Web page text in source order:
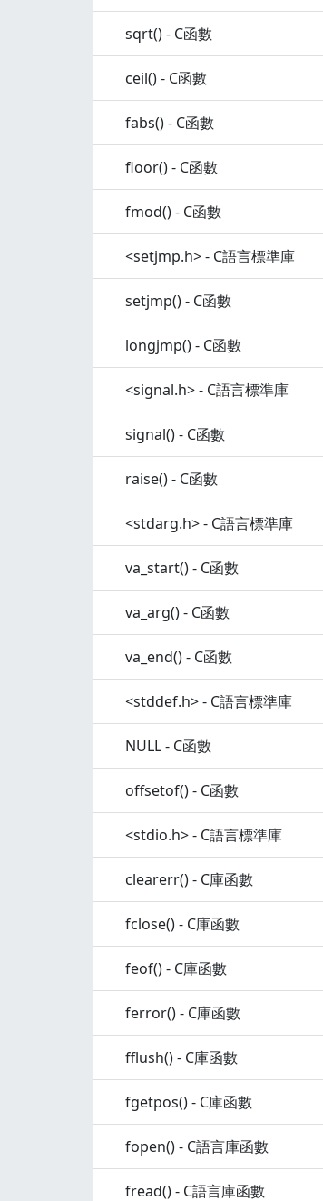
sqrt() - C函數
ceil() - C函數
fabs() - C函數
floor() - C函數
fmod() - C函數
<setjmp.h> - C語言標準庫
setjmp() - C函數
longjmp() - C函數
<signal.h> - C語言標準庫
signal() - C函數
raise() - C函數
<stdarg.h> - C語言標準庫
va_start() - C函數
va_arg() - C函數
va_end() - C函數
<stddef.h> - C語言標準庫
NULL - C函數
offsetof() - C函數
<stdio.h> - C語言標準庫
clearerr() - C庫函數
fclose() - C庫函數
feof() - C庫函數
ferror() - C庫函數
fflush() - C庫函數
fgetpos() - C庫函數
fopen() - C語言庫函數
fread() - C語言庫函數